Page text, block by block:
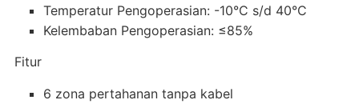
Temperatur Pengoperasian: -10°C s/d 40°C
Kelembaban Pengoperasian: ≤85%
Fitur
6 zona pertahanan tanpa kabel